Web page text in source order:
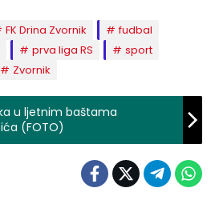
FK Drina Zvornik
fudbal
prva liga RS
sport
Zvornik
u ljetnim baštama
(FOTO)